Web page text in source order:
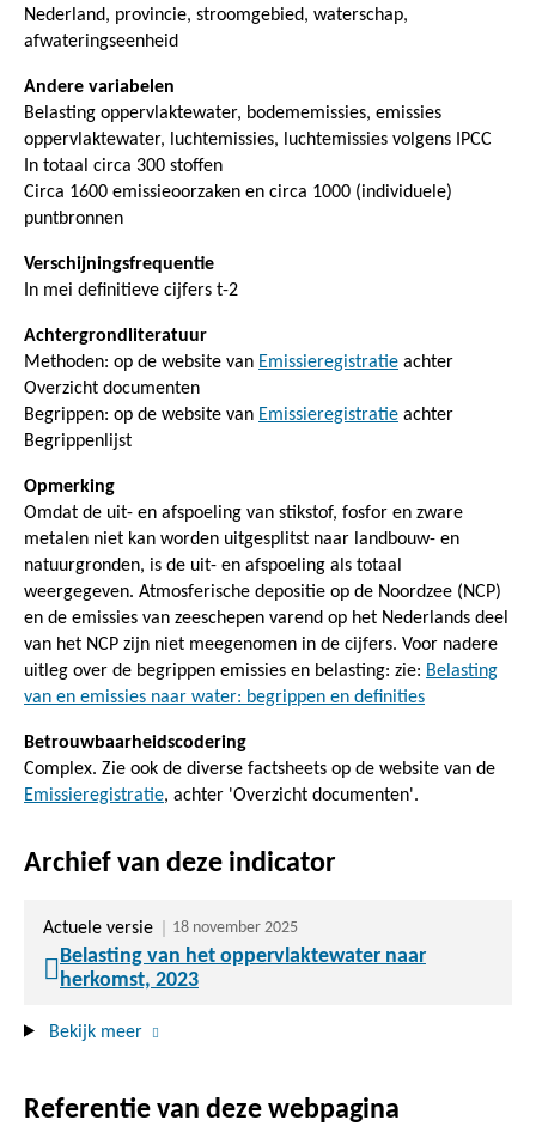
Nederland, provincie, stroomgebied, waterschap,
afwateringseenheid
Andere variabelen
Belasting oppervlaktewater, bodememissies, emissies
oppervlaktewater, luchtemissies, luchtemissies volgens IPCC
In totaal circa 300 stoffen
Circa 1600 emissieoorzaken en circa 1000 (individuele)
puntbronnen
Verschijningsfrequentie
In mei definitieve cijfers t-2
Achtergrondliteratuur
Methoden: op de website van Emissieregistratie achter
Overzicht documenten
Begrippen: op de website van Emissieregistratie achter
Begrippenlijst
Opmerking
Omdat de uit- en afspoeling van stikstof, fosfor en zware
metalen niet kan worden uitgesplitst naar landbouw- en
natuurgronden, is de uit- en afspoeling als totaal
weergegeven. Atmosferische depositie op de Noordzee (NCP)
en de emissies van zeeschepen varend op het Nederlands deel
van het NCP zijn niet meegenomen in de cijfers. Voor nadere
uitleg over de begrippen emissies en belasting: zie: Belasting
van en emissies naar water: begrippen en definities
Betrouwbaarheidscodering
Complex. Zie ook de diverse factsheets op de website van de
Emissieregistratie, achter 'Overzicht documenten'.
Archief van deze indicator
Actuele versie 18 november 2025
Belasting van het oppervlaktewater naar
herkomst, 2023
Bekijk meer
Referentie van deze webpagina